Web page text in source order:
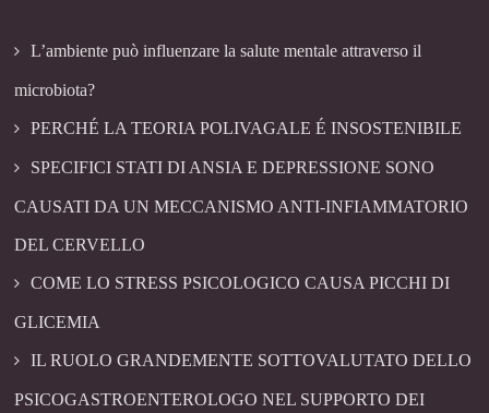
L’ambiente può influenzare la salute mentale attraverso il
microbiota?
PERCHÉ LA TEORIA POLIVAGALE É INSOSTENIBILE
SPECIFICI STATI DI ANSIA E DEPRESSIONE SONO
CAUSATI DA UN MECCANISMO ANTI-INFIAMMATORIO
DEL CERVELLO
COME LO STRESS PSICOLOGICO CAUSA PICCHI DI
GLICEMIA
IL RUOLO GRANDEMENTE SOTTOVALUTATO DELLO
PSICOGASTROENTEROLOGO NEL SUPPORTO DEI